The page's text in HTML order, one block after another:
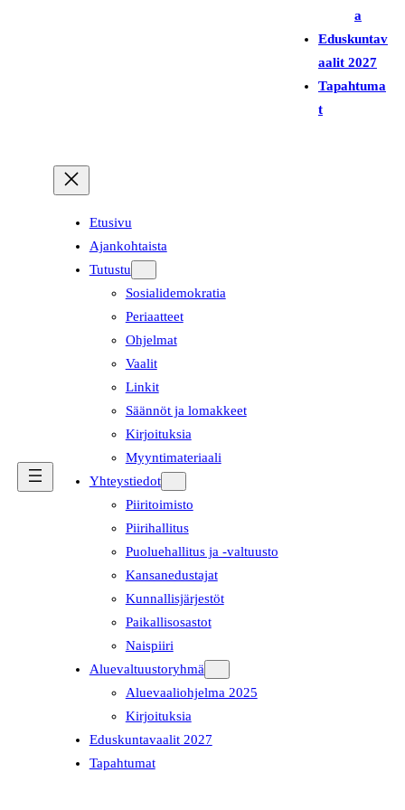
a
Eduskuntav
aalit 2027
Tapahtuma
t
Etusivu
Ajankohtaista
Tutustu
Sosialidemokratia
Periaatteet
Ohjelmat
Vaalit
Linkit
Säännöt ja lomakkeet
Kirjoituksia
Myyntimateriaali
Yhteystiedot
Piiritoimisto
Piirihallitus
Puoluehallitus ja -valtuusto
Kansanedustajat
Kunnallisjärjestöt
Paikallisosastot
Naispiiri
Aluevaltuustoryhmä
Aluevaaliohjelma 2025
Kirjoituksia
Eduskuntavaalit 2027
Tapahtumat